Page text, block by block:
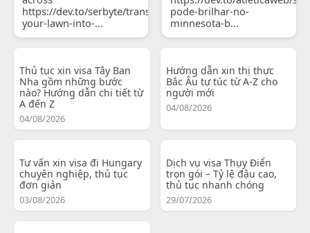
https://dev.to/serbyte/transform-
your-lawn-into-...
pode-brilhar-no-
minnesota-b...
Thủ tục xin visa Tây Ban
Nha gồm những bước
nào? Hướng dẫn chi tiết từ
A đến Z
04/08/2026
Hướng dẫn xin thị thực
Bắc Âu tự túc từ A-Z cho
người mới
04/08/2026
Tư vấn xin visa đi Hungary
chuyên nghiệp, thủ tục
đơn giản
03/08/2026
Dịch vụ visa Thụy Điển
trọn gói – Tỷ lệ đậu cao,
thủ tục nhanh chóng
29/07/2026